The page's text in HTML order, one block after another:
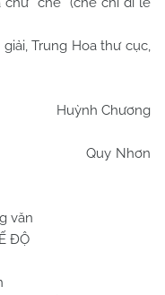
giải, Trung Hoa thư cục,
văn
ĐỘ